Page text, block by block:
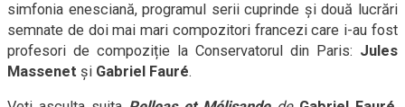
simfonia enesciană, programul serii cuprinde și două lucrări
semnate de doi mai mari compozitori francezi care i-au fost
profesori de compoziție la Conservatorul din Paris: Jules
Massenet şi Gabriel Fauré.